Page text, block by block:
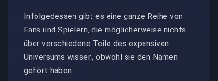
Infolgedessen gibt es eine ganze Reihe von
Fans und Spielern, die möglicherweise nichts
über verschiedene Teile des expansiven
Universums wissen, obwohl sie den Namen
gehört haben.